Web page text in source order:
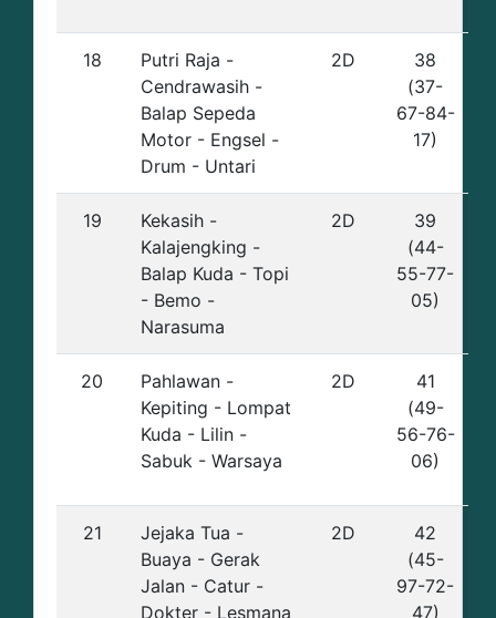
18
Putri Raja -
Cendrawasih -
Balap Sepeda
Motor - Engsel -
Drum - Untari
2D
38
(37-
67-84-
17)
19
Kekasih -
Kalajengking -
Balap Kuda - Topi
- Bemo -
Narasuma
2D
39
(44-
55-77-
05)
20
Pahlawan -
Kepiting - Lompat
Kuda - Lilin -
Sabuk - Warsaya
2D
41
(49-
56-76-
06)
21
Jejaka Tua -
Buaya - Gerak
Jalan - Catur -
Dokter - Lesmana
2D
42
(45-
97-72-
47)